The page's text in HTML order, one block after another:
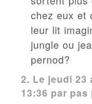
chez eux et
leur lit
jungle ou
pernod?
2. Le jeudi 23
13:36 par pas